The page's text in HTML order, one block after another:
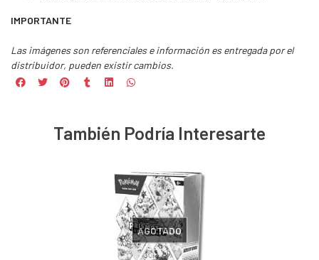
IMPORTANTE
Las imágenes son referenciales e información es entregada por el
distribuidor, pueden existir cambios.
También Podría Interesarte
AGOTADO